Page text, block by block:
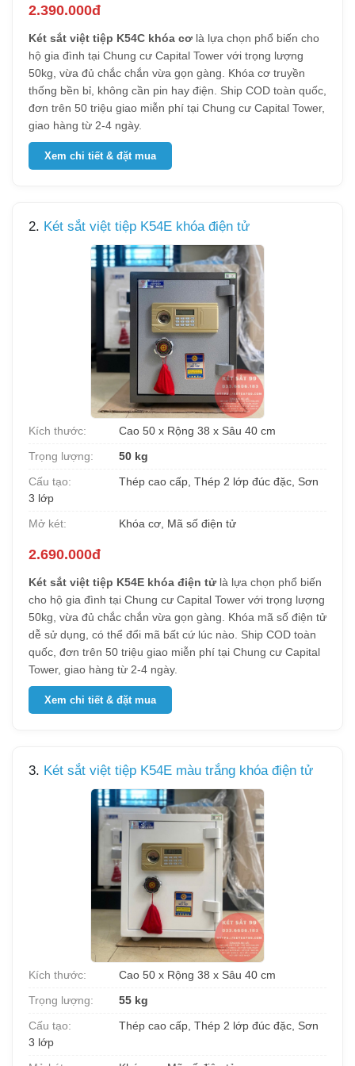
2.390.000đ
Két sắt việt tiệp K54C khóa cơ là lựa chọn phổ biến cho
hộ gia đình tại Chung cư Capital Tower với trọng lượng
50kg, vừa đủ chắc chắn vừa gọn gàng. Khóa cơ truyền
thống bền bỉ, không cần pin hay điện. Ship COD toàn quốc,
đơn trên 50 triệu giao miễn phí tại Chung cư Capital Tower,
giao hàng từ 2-4 ngày.
Xem chi tiết & đặt mua
2. Két sắt việt tiệp K54E khóa điện tử
Kích thước:
Cao 50 x Rộng 38 x Sâu 40 cm
Trọng lượng:
50 kg
Cấu tạo:
Thép cao cấp, Thép 2 lớp đúc đặc, Sơn
3 lớp
Mở két:
Khóa cơ, Mã số điện tử
2.690.000đ
Két sắt việt tiệp K54E khóa điện tửlà lựa chọn phổ biến
cho hộ gia đình tại Chung cư Capital Tower với trọng lượng
50kg, vừa đủ chắc chắn vừa gọn gàng. Khóa mã số điện tử
dễ sử dụng, có thể đổi mã bất cứ lúc nào. Ship COD toàn
quốc, đơn trên 50 triệu giao miễn phí tại Chung cư Capital
Tower, giao hàng từ 2-4 ngày.
Xem chi tiết & đặt mua
3. Két sắt việt tiệp K54E màu trắng khóa điện tử
Kích thước:
Cao 50 x Rộng 38 x Sâu 40 cm
Trọng lượng:
55 kg
Cấu tạo:
Thép cao cấp, Thép 2 lớp đúc đặc, Sơn
3 lớp